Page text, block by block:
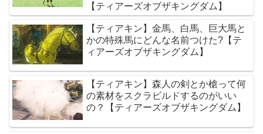
【ティアーズオブザキングダム】
【ティアキン】金馬、白馬、巨大馬と
かの特殊馬にどんな名前つけた?【テ
ィアーズオブザキングダム】
【ティアキン】森人の剣とか槍って何
の素材をスクラビルドするのがいい
の？【ティアーズオブザキングダム】